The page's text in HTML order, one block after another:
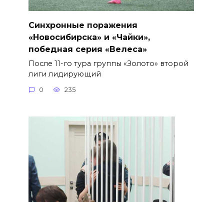
Синхронные поражения
«Новосибирска» и «Чайки»,
победная серия «Велеса»
После 11-го тура группы «Золото» второй
лиги лидирующий
0 235